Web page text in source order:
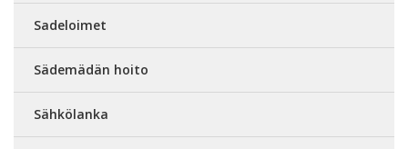
Sadeloimet
Sädemädän hoito
Sähkölanka